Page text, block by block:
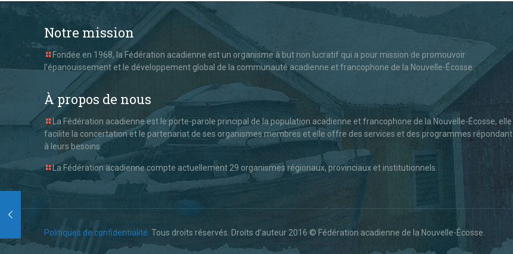
Notre mission
Fondée en 1968, la Fédération acadienne est un organisme à but non lucratif qui a pour mission de promouvoir
l’épanouissement et le développement global de la communauté acadienne et francophone de la Nouvelle-Écosse.
À propos de nous
La Fédération acadienne est le porte-parole principal de la population acadienne et francophone de la Nouvelle-Écosse, elle
facilite la concertation et le partenariat de ses organismes membres et elle offre des services et des programmes répondant
à leurs besoins.
La Fédération acadienne compte actuellement 29 organismes régionaux, provinciaux et institutionnels.
Politiques de confidentialité. Tous droits réservés. Droits d’auteur 2016 © Fédération acadienne de la Nouvelle-Écosse.